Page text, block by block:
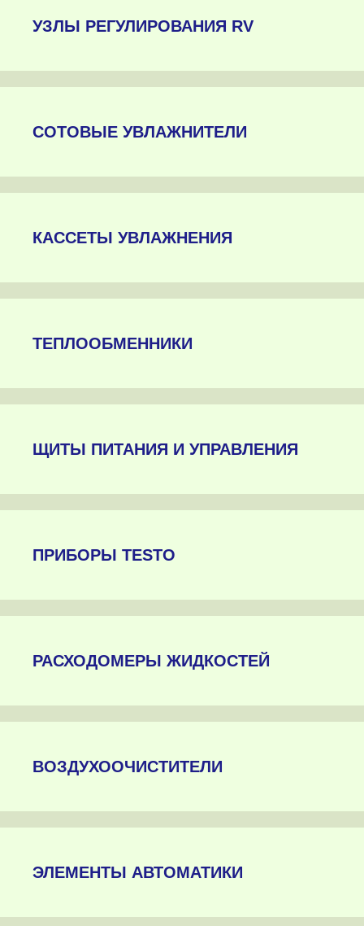
УЗЛЫ РЕГУЛИРОВАНИЯ RV
СОТОВЫЕ УВЛАЖНИТЕЛИ
КАССЕТЫ УВЛАЖНЕНИЯ
ТЕПЛООБМЕННИКИ
ЩИТЫ ПИТАНИЯ И УПРАВЛЕНИЯ
ПРИБОРЫ TESTO
РАСХОДОМЕРЫ ЖИДКОСТЕЙ
ВОЗДУХООЧИСТИТЕЛИ
ЭЛЕМЕНТЫ АВТОМАТИКИ